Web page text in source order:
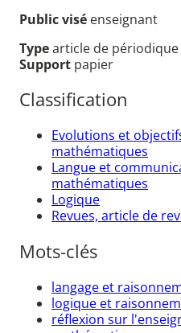
Public visé enseignant
Typearticle de
Support papier
Classification
Evolutions et
mathématiques
Langue et
mathématiques
Logique
Revues, article de
Mots-clés
langage et
logique et
réflexion sur